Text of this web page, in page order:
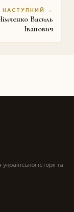
НАСТУПНИЙ →
Василь
Іванович
історії та